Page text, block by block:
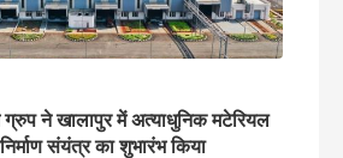
ग्रुप ने खालापुर में अत्याधुनिक मटेरियल
संयंत्र का शुभारंभ किया